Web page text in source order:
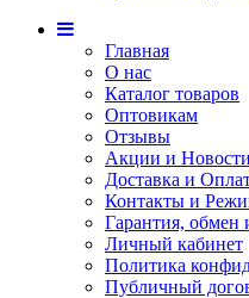
Главная
О нас
Каталог товаров
Оптовикам
Отзывы
Акции и Новости
Доставка и
Контакты и
Гарантия, обмен
Личный кабинет
Политика
Публичный